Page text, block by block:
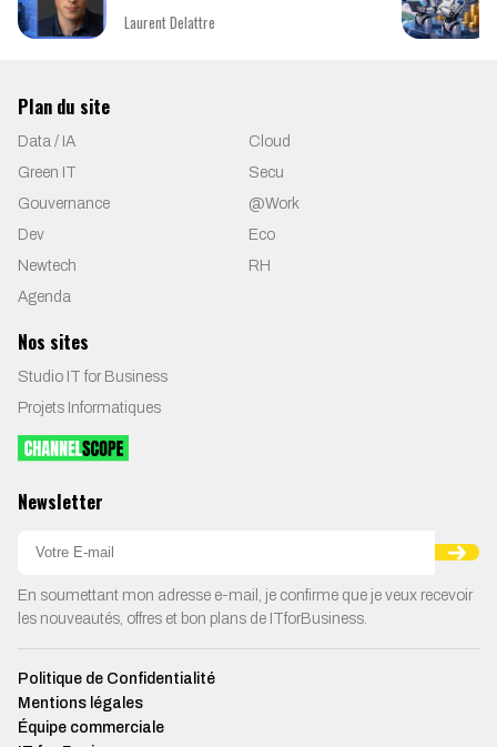
Laurent Delattre
Plan du site
Data / IA
Cloud
Green IT
Secu
Gouvernance
@Work
Dev
Eco
Newtech
RH
Agenda
Nos sites
Studio IT for Business
Projets Informatiques
Newsletter
En soumettant mon adresse e-mail, je confirme que je veux recevoir
les nouveautés, offres et bon plans de ITforBusiness.
Politique de Confidentialité
Mentions légales
Équipe commerciale